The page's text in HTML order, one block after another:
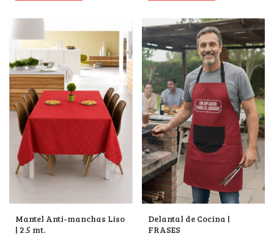
Mantel Anti-manchas Liso
| 2.5 mt.
Delantal de Cocina |
FRASES